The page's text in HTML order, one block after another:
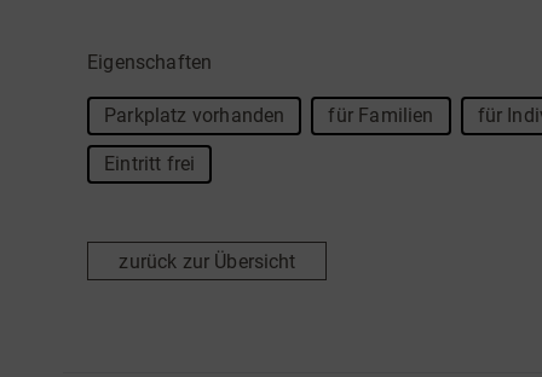
Eigenschaften
Parkplatz vorhanden für Familien für
Eintritt frei
zurück zur Übersicht